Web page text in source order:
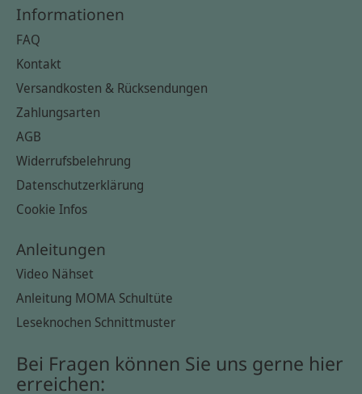
Informationen
FAQ
Kontakt
Versandkosten & Rücksendungen
Zahlungsarten
AGB
Widerrufsbelehrung
Datenschutzerklärung
Cookie Infos
Anleitungen
Video Nähset
Anleitung MOMA Schultüte
Leseknochen Schnittmuster
Bei Fragen können Sie uns gerne hier
erreichen: